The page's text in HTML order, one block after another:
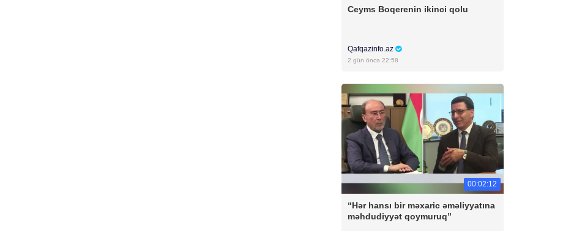
Ceyms Boqerenin ikinci qolu
Qafqazinfo.az
2 gün öncə 22:58
00:02:12
“Hər hansı bir məxaric əməliyyatına
məhdudiyyət qoymuruq”